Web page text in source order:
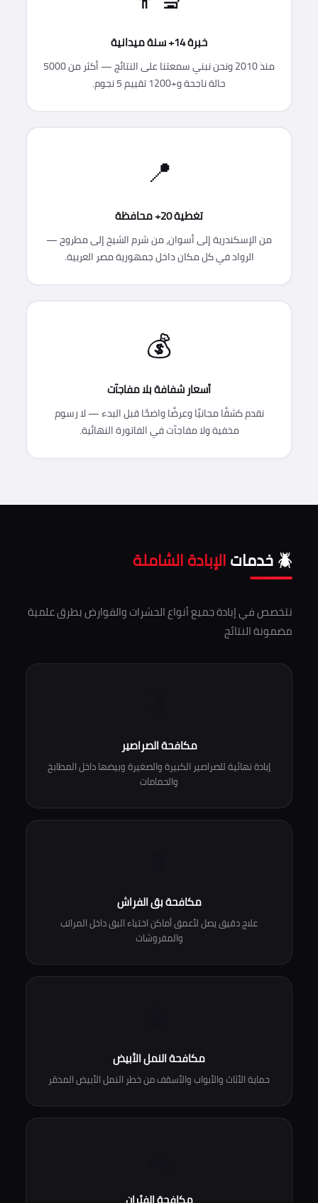
خبرة 14+ سنة ميدانية
منذ 2010 ونحن نبني سمعتنا على النتائج — أكثر من 5000
حالة ناجحة و+1200 تقييم 5 نجوم.
📍
تغطية 20+ محافظة
من الإسكندرية إلى أسوان، من شرم الشيخ إلى مطروح —
الرواد في كل مكان داخل جمهورية مصر العربية.
💰
أسعار شفافة بلا مفاجآت
نقدم كشفًا مجانيًا وعرضًا واضحًا قبل البدء — لا رسوم
مخفية ولا مفاجآت في الفاتورة النهائية.
🪲 خدمات الإبادة الشاملة
نتخصص في إبادة جميع أنواع الحشرات والقوارض بطرق علمية
مضمونة النتائج
مكافحة الصراصير
إبادة نهائية للصراصير الكبيرة والصغيرة وبيضها داخل المطابخ
والحمامات
مكافحة بق الفراش
علاج دقيق يصل لأعمق أماكن اختباء البق داخل المراتب
والمفروشات
مكافحة النمل الأبيض
حماية الأثاث والأبواب والأسقف من خطر النمل الأبيض المدمّر